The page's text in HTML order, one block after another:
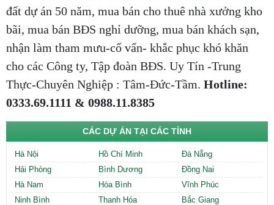
đất dự án 50 năm, mua bán cho thuê nhà xưởng kho
bãi, mua bán BĐS nghỉ dưỡng, mua bán khách sạn,
nhận làm tham mưu-cố vấn- khắc phục khó khăn
cho các Công ty, Tập đoàn BĐS. Uy Tín -Trung
Thực-Chuyên Nghiệp : Tâm-Đức-Tầm. Hotline:
0333.69.1111 & 0988.11.8385
CÁC DỰ ÁN TẠI CÁC TỈNH
Hà Nội Hồ Chí Minh
Đà Nẵng
Hải Phòng
Bình Dương
Đồng Nai
Hà Nam
Hòa Bình
Vĩnh Phúc
Ninh Bình
Thanh Hóa
Bắc Giang